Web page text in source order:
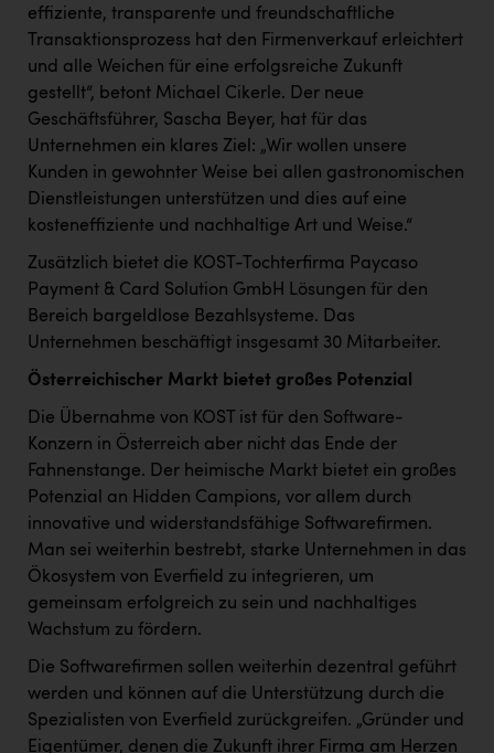
Wir besiegen Krebs
Wirtschaftskammer OÖ
ZGONC
ZULuft - Zukunft Luft Austria
z.l.ö.
Österreichisches Hebammengremium
Wirtschaftskammer OÖ Energiehandel
Dopgas
kunden basics
effiziente, transparente und freundschaftliche
Transaktionsprozess hat den Firmenverkauf erleichtert
und alle Weichen für eine erfolgsreiche Zukunft
gestellt“, betont Michael Cikerle. Der neue
Geschäftsführer, Sascha Beyer, hat für das
Unternehmen ein klares Ziel: „Wir wollen unsere
Kunden in gewohnter Weise bei allen gastronomischen
Dienstleistungen unterstützen und dies auf eine
kosteneffiziente und nachhaltige Art und Weise.“
Zusätzlich bietet die KOST-Tochterfirma Paycaso
Payment & Card Solution GmbH Lösungen für den
Bereich bargeldlose Bezahlsysteme. Das
Unternehmen beschäftigt insgesamt 30 Mitarbeiter.
Österreichischer Markt bietet großes Potenzial
Die Übernahme von KOST ist für den Software-
Konzern in Österreich aber nicht das Ende der
Fahnenstange. Der heimische Markt bietet ein großes
Potenzial an Hidden Campions, vor allem durch
innovative und widerstandsfähige Softwarefirmen.
Man sei weiterhin bestrebt, starke Unternehmen in das
Ökosystem von Everfield zu integrieren, um
gemeinsam erfolgreich zu sein und nachhaltiges
Wachstum zu fördern.
Die Softwarefirmen sollen weiterhin dezentral geführt
werden und können auf die Unterstützung durch die
Spezialisten von Everfield zurückgreifen. „Gründer und
Eigentümer, denen die Zukunft ihrer Firma am Herzen